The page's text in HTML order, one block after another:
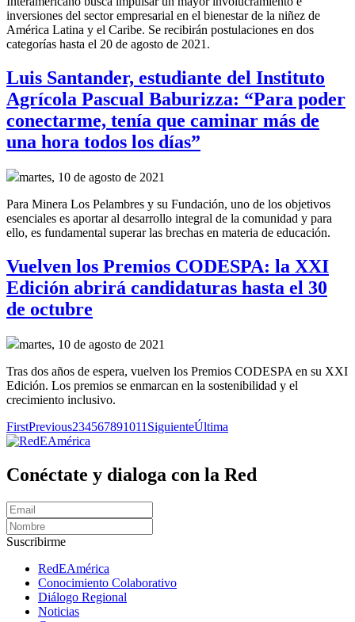
inversiones del sector empresarial en el bienestar de la niñez de
América Latina y el Caribe. Se recibirán postulaciones en dos
categorías hasta el 20 de agosto de 2021.
Luis Santander, estudiante del Instituto
Agrícola Pascual Baburizza: “Para poder
conectarme, tenía que caminar más de
una hora todos los días”
martes, 10 de agosto de 2021
Para Minera Los Pelambres y su Fundación, uno de los objetivos
esenciales es aportar al desarrollo integral de la comunidad y para
ello, es fundamental superar las brechas en materia de educación.
Vuelven los Premios CODESPA: la XXI
Edición abrirá candidaturas hasta el 30
de octubre
martes, 10 de agosto de 2021
Tras dos años de espera, vuelven los Premios CODESPA en su XXI
Edición. Los premios se enmarcan en la sostenibilidad y el
crecimiento inclusivo.
FirstPrevious234567891011 SiguienteÚltima
Conéctate y dialoga con la Red
Suscribirme
RedEAmérica
Conocimiento Colaborativo
Diálogo Regional
Noticias